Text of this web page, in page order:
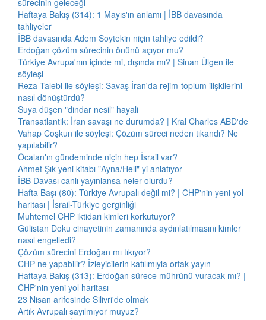
sürecinin geleceği
Haftaya Bakış (314): 1 Mayıs'ın anlamı | İBB davasında
tahliyeler
İBB davasında Adem Soytekin niçin tahliye edildi?
Erdoğan çözüm sürecinin önünü açıyor mu?
Türkiye Avrupa'nın içinde mi, dışında mı? | Sinan Ülgen ile
söyleşi
Reza Talebi ile söyleşi: Savaş İran'da rejim-toplum ilişkilerini
nasıl dönüştürdü?
Suya düşen "dindar nesil" hayali
Transatlantik: İran savaşı ne durumda? | Kral Charles ABD'de
Vahap Coşkun ile söyleşi: Çözüm süreci neden tıkandı? Ne
yapılabilir?
Öcalan'ın gündeminde niçin hep İsrail var?
Ahmet Şık yeni kitabı "Ayna/Heli" yi anlatıyor
İBB Davası canlı yayınlansa neler olurdu?
Hafta Başı (80): Türkiye Avrupalı değil mi? | CHP'nin yeni yol
haritası | İsrail-Türkiye gerginliği
Muhtemel CHP iktidarı kimleri korkutuyor?
Gülistan Doku cinayetinin zamanında aydınlatılmasını kimler
nasıl engelledi?
Çözüm sürecini Erdoğan mı tıkıyor?
CHP ne yapabilir? İzleyicilerin katılımıyla ortak yayın
Haftaya Bakış (313): Erdoğan sürece mührünü vuracak mı? |
CHP'nin yeni yol haritası
23 Nisan arifesinde Silivri'de olmak
Artık Avrupalı sayılmıyor muyuz?